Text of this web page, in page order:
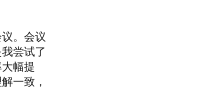
。会议
尝试了
幅提
一致，